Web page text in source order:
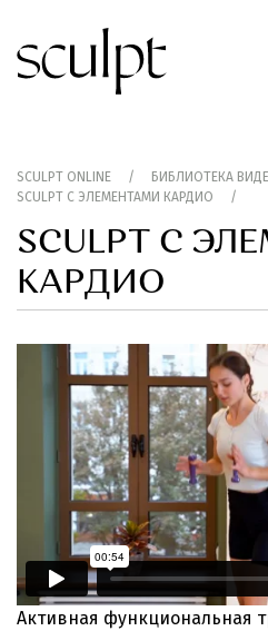
SCULPT ONLINE / БИБЛИОТЕКА
SCULPT С ЭЛЕМЕНТАМИ КАРДИО
/
SCULPT С
КАРДИО
Активная функциональная